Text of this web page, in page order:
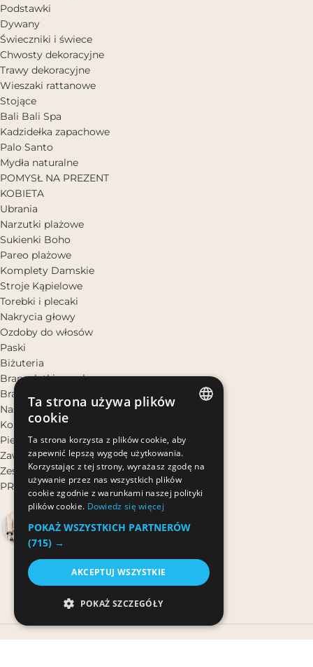
Podstawki
Dywany
Świeczniki i świece
Chwosty dekoracyjne
Trawy dekoracyjne
Wieszaki rattanowe
Stojące
Bali Bali Spa
Kadzidełka zapachowe
Palo Santo
Mydła naturalne
POMYSŁ NA PREZENT
KOBIETA
Ubrania
Narzutki plażowe
Sukienki Boho
Pareo plażowe
Komplety Damskie
Stroje Kąpielowe
Torebki i plecaki
Nakrycia głowy
Ozdoby do włosów
Paski
Biżuteria
Bransoletki na rękę
Bransoletki na nogę
Naszyjniki
Kolczyki
Pierścionki
Zawieszki do Kluczy
Zestawy Biżuterii
PROMOCJE
Bali Bali
4.9
Na podstawie 1043 opinii
powered byGoogle
oceń nas na
POLISH
Ta strona używa plików
cookie
Ta strona korzysta z plików cookie, aby
zapewnić lepszą wygodę użytkowania.
Korzystając z tej strony, wyrażasz zgodę na
używanie przez nas wszystkich plików
cookie zgodnie z warunkami naszej polityki
plików cookie. Dowiedz się więcej
POKAŻ WSZYSTKICH PARTNERÓW
(715) →
AKCEPTUJ WSZYSTKIE
POKAŻ SZCZEGÓŁY